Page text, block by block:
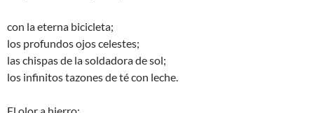
con la eterna bicicleta;
los profundos ojos celestes;
las chispas de la soldadora de sol;
los infinitos tazones de té con leche.